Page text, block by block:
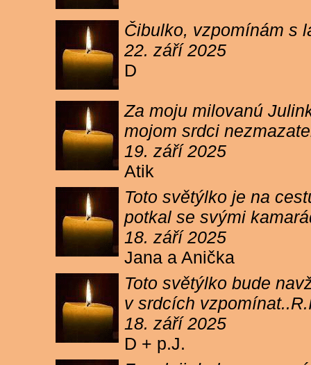
Čibulko, vzpomínám s
22. září 2025
D
Za moju milovanú
mojom srdci
19. září 2025
Atik
Toto světýlko je na
potkal se svými
18. září 2025
Jana a Anička
Toto světýlko bude
v srdcích
18. září 2025
D + p.J.